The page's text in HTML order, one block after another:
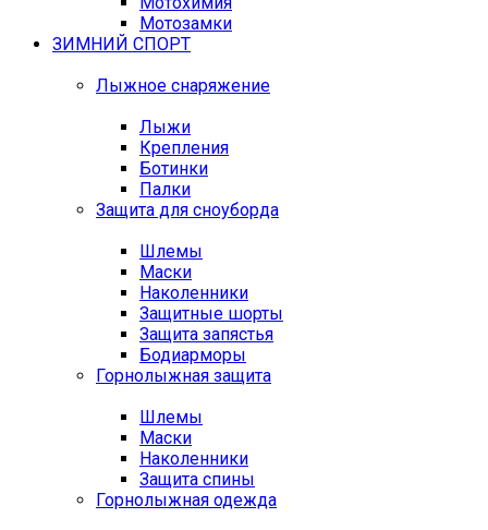
Мотозамки
ЗИМНИЙ СПОРТ
Лыжное снаряжение
Лыжи
Крепления
Ботинки
Палки
Защита для сноуборда
Шлемы
Маски
Наколенники
Защитные шорты
Защита запястья
Бодиарморы
Горнолыжная защита
Шлемы
Маски
Наколенники
Защита спины
Горнолыжная одежда